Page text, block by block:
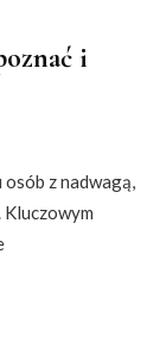
i
z nadwagą,